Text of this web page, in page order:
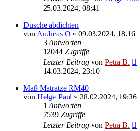
25.03.2024, 08:41
Dusche abdichten
vonAndreas O » 09.03.2024, 18:16
3Antworten
12044 Zugriffe
Letzter Beitrag von Petra B.
14.03.2024, 23:10
Maß Matratze RM40
von Helge-Paul » 28.02.2024, 19:36
1Antworten
7539 Zugriffe
Letzter Beitrag von Petra B.